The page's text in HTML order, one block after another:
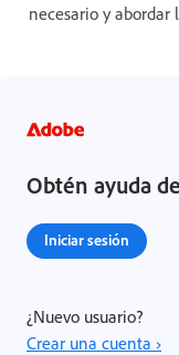
necesario y abordar
Obtén ayuda
Iniciar sesión
¿Nuevo usuario?
Crear una cuenta ›